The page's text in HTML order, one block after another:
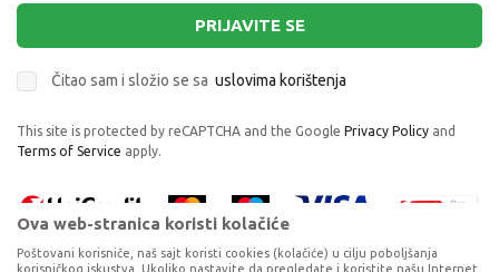
PRIJAVITE SE
Čitao sam i složio se sa uslovima korištenja
This site is protected by reCAPTCHA and the Google Privacy Policy and
Terms of Service apply.
Ova web-stranica koristi kolačiće
Poštovani korisniče, naš sajt koristi cookies (kolačiće) u cilju poboljšanja
korisničkog iskustva. Ukoliko nastavite da pregledate i koristite našu Internet